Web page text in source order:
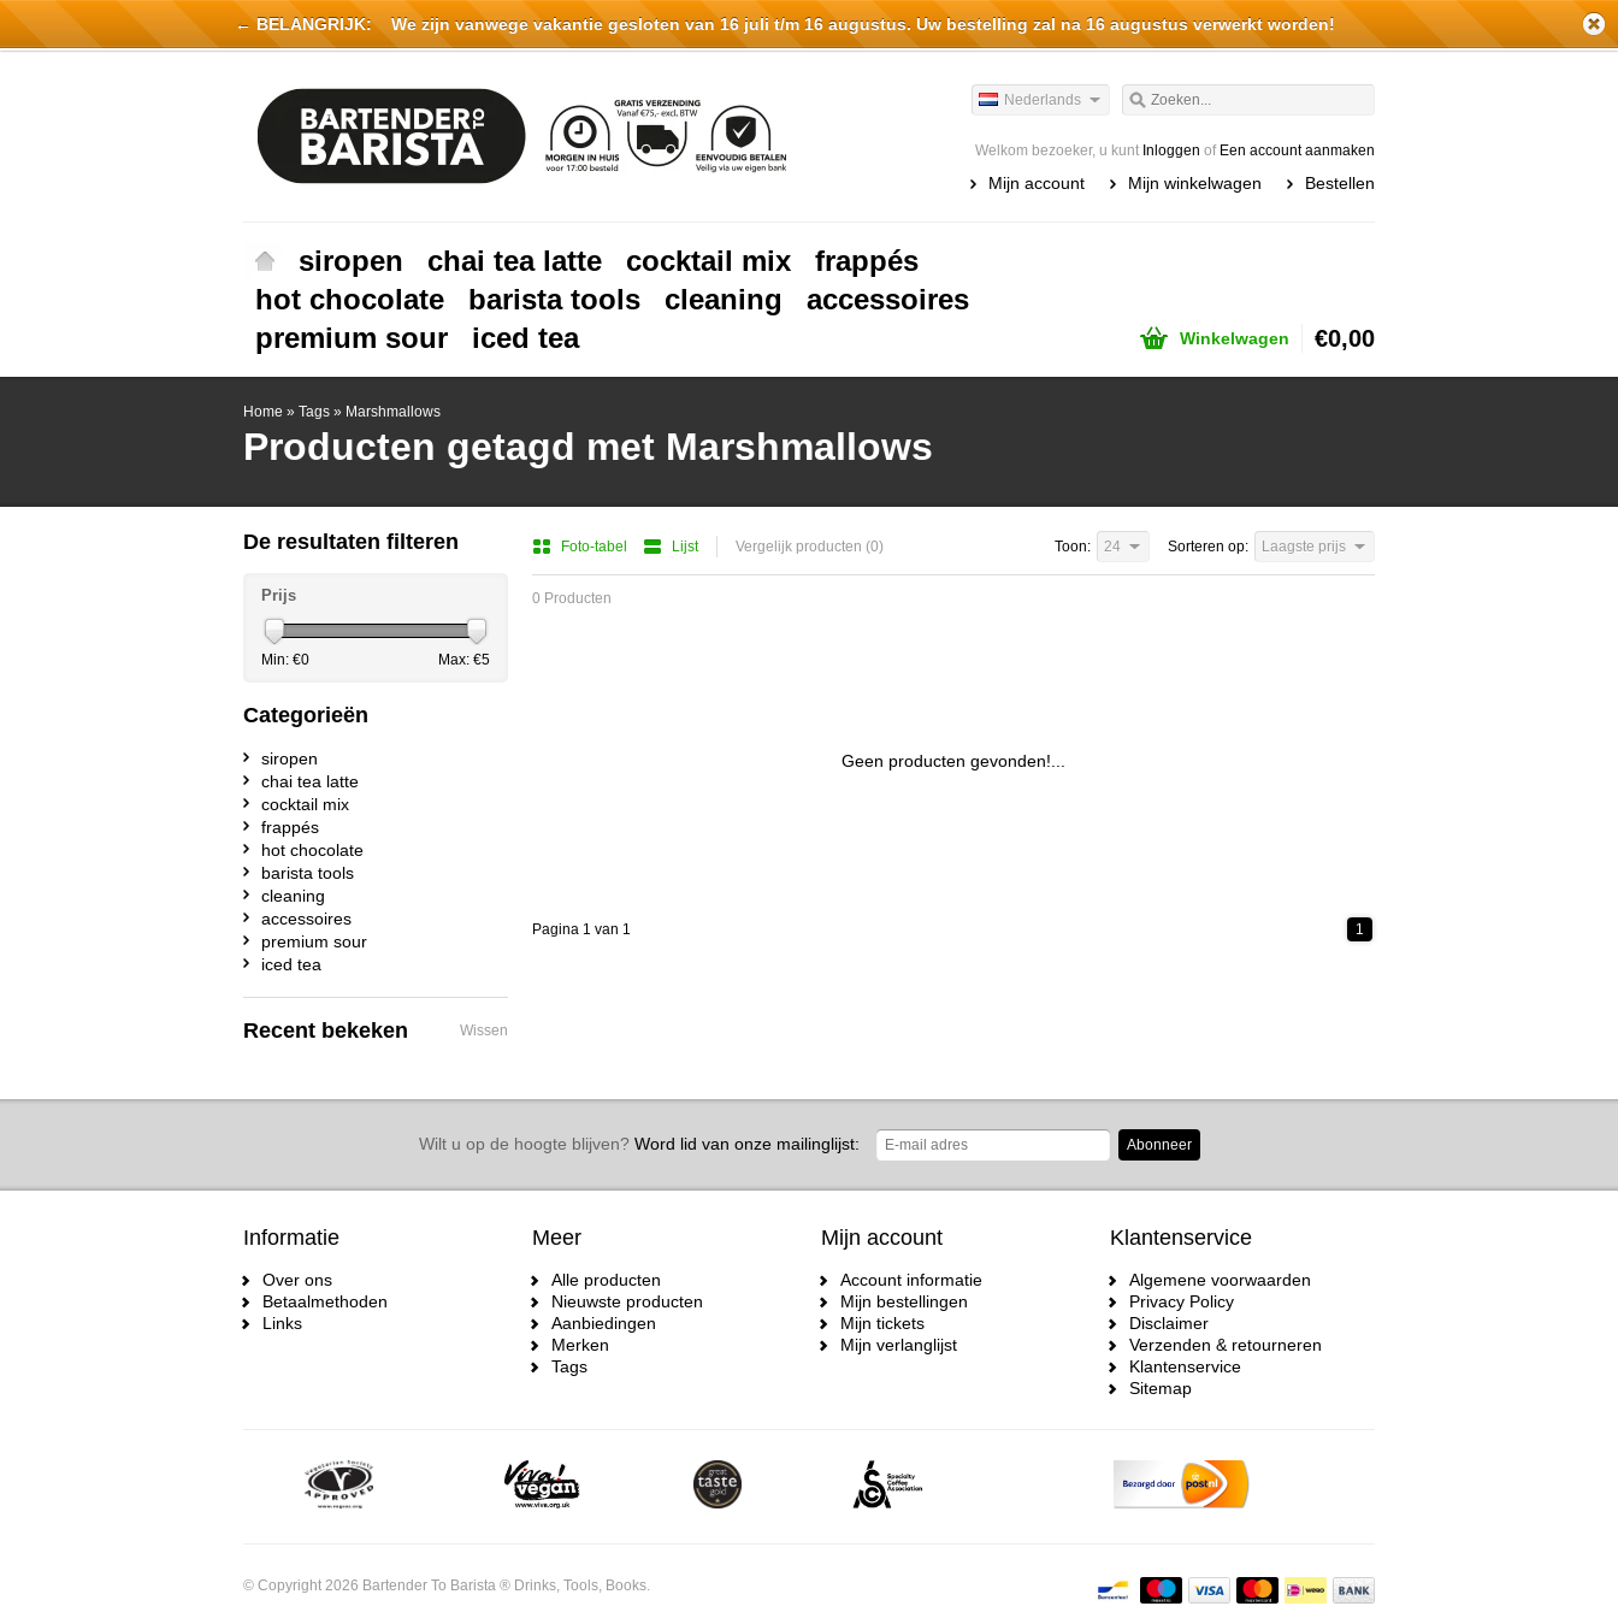
Nederlands
Welkom bezoeker, u kunt Inloggen of Een account aanmaken
Mijn account Mijn winkelwagen Bestellen
siropen chai tea latte cocktail mix
frappés
hot chocolate
barista tools cleaning
accessoires
premium sour
iced tea Winkelwagen €0,00
Home » Tags » Marshmallows
Producten getagd met Marshmallows
Foto-tabel Lijst Vergelijk producten (0) Sorteren op: Laagste prijs
Toon: 24
0 Producten
Geen producten gevonden!...
Pagina 1 van 1 1
De resultaten filteren
Prijs
Min: €0 Max: €5
Categorieën
siropen
chai tea latte
cocktail mix
frappés
hot chocolate
barista tools
cleaning
accessoires
premium sour
iced tea
Recent bekeken Wissen
Wilt u op de hoogte blijven?Word lid van onze mailinglijst: Abonneer
Informatie
Over ons
Betaalmethoden
Links
Meer
Alle producten
Nieuwste producten
Aanbiedingen
Merken
Tags
Mijn account
Account informatie
Mijn bestellingen
Mijn tickets
Mijn verlanglijst
Klantenservice
Algemene voorwaarden
Privacy Policy
Disclaimer
Verzenden & retourneren
Klantenservice
Sitemap
© Copyright 2026 Bartender To Barista ® Drinks, Tools, Books.
← BELANGRIJK:We zijn vanwege vakantie gesloten van 16 juli t/m 16 augustus. Uw bestelling zal na 16 augustus verwerkt worden!